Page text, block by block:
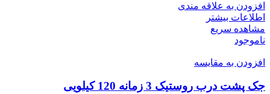
افزودن به علاقه مندی
اطلاعات بیشتر
مشاهده سریع
ناموجود
افزودن به مقایسه
جک پشت درب روستیک 3 زمانه 120 کیلویی